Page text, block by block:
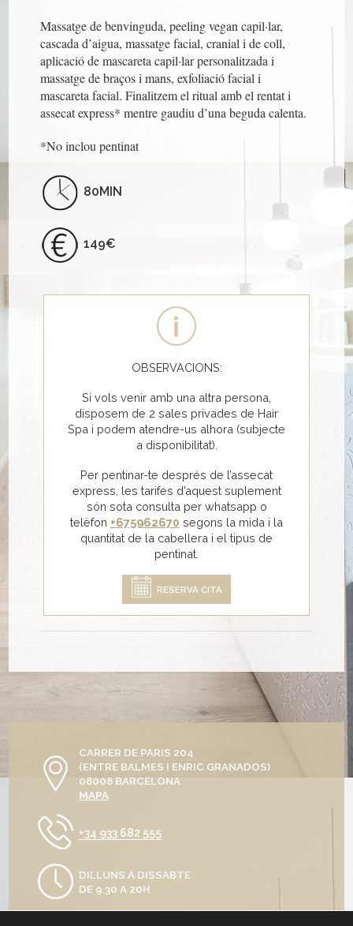
Massatge de benvinguda, peeling vegan capil·lar,
cascada d’aigua, massatge facial, cranial i de coll,
aplicació de mascareta capil·lar personalitzada i
massatge de braços i mans, exfoliació facial i
mascareta facial. Finalitzem el ritual amb el rentat i
assecat express* mentre gaudiu d’una beguda calenta.
*No inclou pentinat
80MIN
149€
OBSERVACIONS:
Si vols venir amb una altra persona,
disposem de 2 sales privades de Hair
Spa i podem atendre-us alhora (subjecte
a disponibilitat).
Per pentinar-te després de l’assecat
express, les tarifes d’aquest suplement
són sota consulta per whatsapp o
telèfon +675962670 segons la mida i la
quantitat de la cabellera i el tipus de
pentinat.
RESERVA CITA
CARRER DE PARIS 204
(ENTRE BALMES I ENRIC GRANADOS)
08008 BARCELONA
MAPA
+34 933 682 555
DILLUNS A DISSABTE
DE 9.30 A 20H